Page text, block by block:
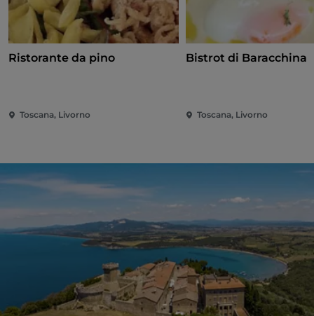
Ristorante da pino
Toscana, Livorno
Bistrot di Baracchina
Toscana, Livorno